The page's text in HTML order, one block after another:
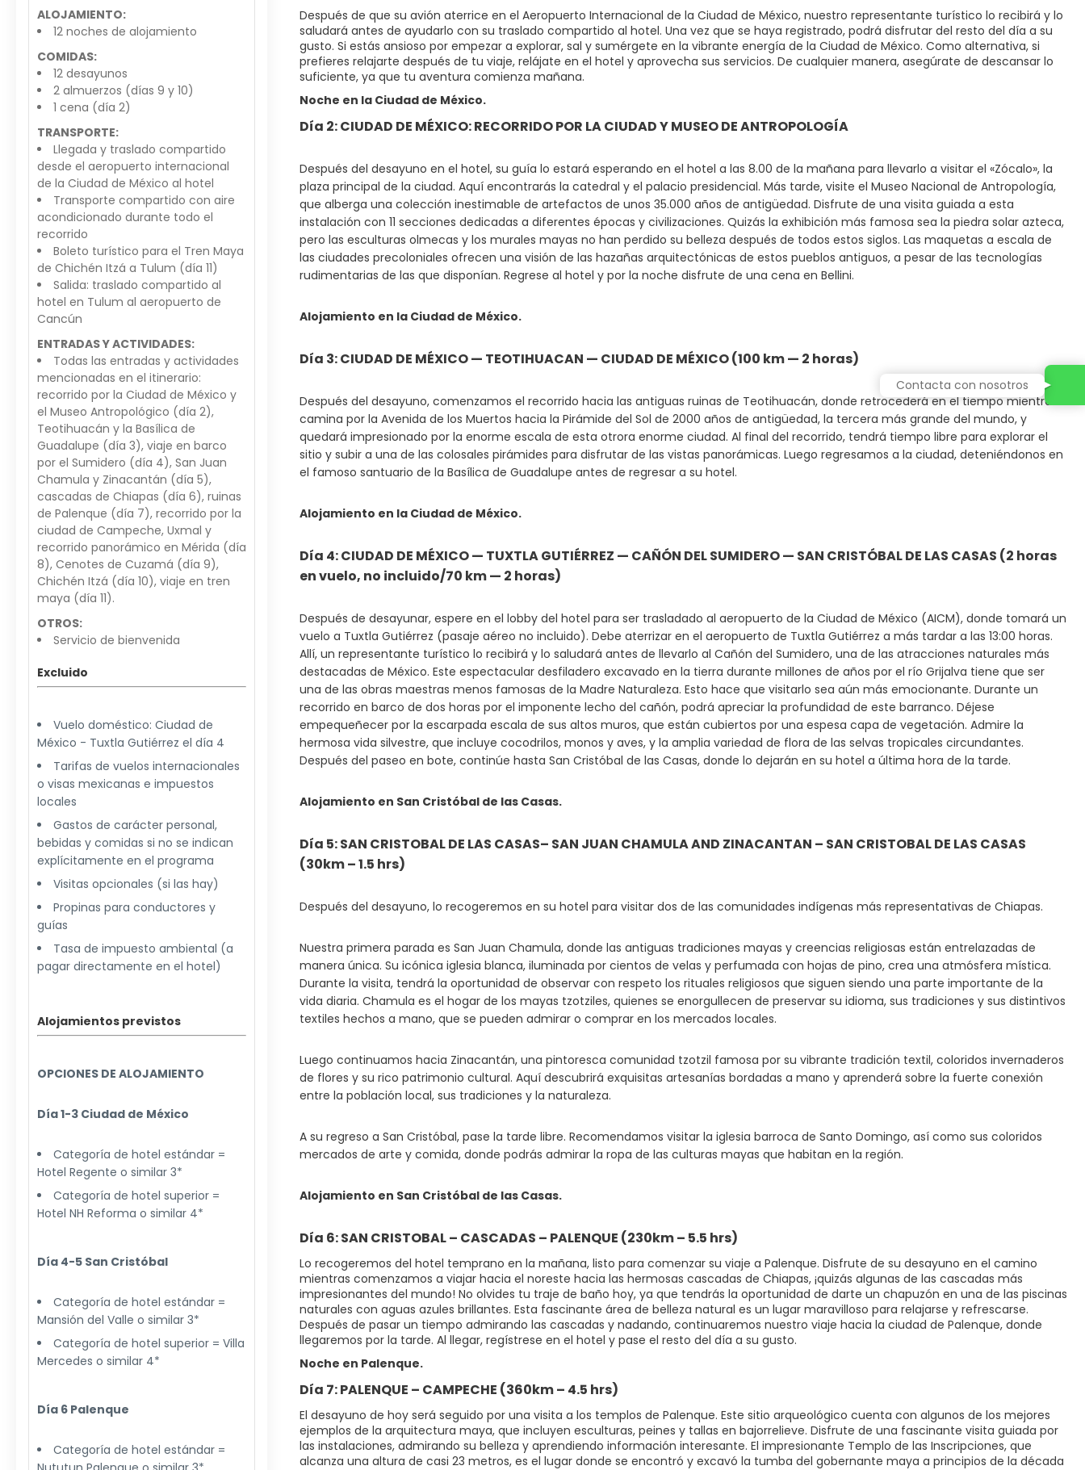
Después de que su avión aterrice en el Aeropuerto Internacional de la Ciudad de México, nuestro representante turístico lo recibirá y lo
saludará antes de ayudarlo con su traslado compartido al hotel. Una vez que se haya registrado, podrá disfrutar del resto del día a su
gusto. Si estás ansioso por empezar a explorar, sal y sumérgete en la vibrante energía de la Ciudad de México. Como alternativa, si
prefieres relajarte después de tu viaje, relájate en el hotel y aprovecha sus servicios. De cualquier manera, asegúrate de descansar lo
suficiente, ya que tu aventura comienza mañana.
Noche en la Ciudad de México.
Día 2: CIUDAD DE MÉXICO: RECORRIDO POR LA CIUDAD Y MUSEO DE ANTROPOLOGÍA
Después del desayuno en el hotel, su guía lo estará esperando en el hotel a las 8.00 de la mañana para llevarlo a visitar el «Zócalo», la
plaza principal de la ciudad. Aquí encontrarás la catedral y el palacio presidencial. Más tarde, visite el Museo Nacional de Antropología,
que alberga una colección inestimable de artefactos de unos 35.000 años de antigüedad. Disfrute de una visita guiada a esta
instalación con 11 secciones dedicadas a diferentes épocas y civilizaciones. Quizás la exhibición más famosa sea la piedra solar azteca,
pero las esculturas olmecas y los murales mayas no han perdido su belleza después de todos estos siglos. Las maquetas a escala de
las ciudades precoloniales ofrecen una visión de las hazañas arquitectónicas de estos pueblos antiguos, a pesar de las tecnologías
rudimentarias de las que disponían. Regrese al hotel y por la noche disfrute de una cena en Bellini.
Alojamiento en la Ciudad de México.
Día 3: CIUDAD DE MÉXICO — TEOTIHUACAN — CIUDAD DE MÉXICO (100 km — 2 horas)
Después del desayuno, comenzamos el recorrido hacia las antiguas ruinas de Teotihuacán, donde retrocederá en el tiempo mientras
camina por la Avenida de los Muertos hacia la Pirámide del Sol de 2000 años de antigüedad, la tercera más grande del mundo, y
quedará impresionado por la enorme escala de esta otrora enorme ciudad. Al final del recorrido, tendrá tiempo libre para explorar el
sitio y subir a una de las colosales pirámides para disfrutar de las vistas panorámicas. Luego regresamos a la ciudad, deteniéndonos en
el famoso santuario de la Basílica de Guadalupe antes de regresar a su hotel.
Alojamiento en la Ciudad de México.
Día 4: CIUDAD DE MÉXICO — TUXTLA GUTIÉRREZ — CAÑÓN DEL SUMIDERO — SAN CRISTÓBAL DE LAS CASAS (2 horas
en vuelo, no incluido/70 km — 2 horas)
Después de desayunar, espere en el lobby del hotel para ser trasladado al aeropuerto de la Ciudad de México (AICM), donde tomará un
vuelo a Tuxtla Gutiérrez (pasaje aéreo no incluido). Debe aterrizar en el aeropuerto de Tuxtla Gutiérrez a más tardar a las 13:00 horas.
Allí, un representante turístico lo recibirá y lo saludará antes de llevarlo al Cañón del Sumidero, una de las atracciones naturales más
destacadas de México. Este espectacular desfiladero excavado en la tierra durante millones de años por el río Grijalva tiene que ser
una de las obras maestras menos famosas de la Madre Naturaleza. Esto hace que visitarlo sea aún más emocionante. Durante un
recorrido en barco de dos horas por el imponente lecho del cañón, podrá apreciar la profundidad de este barranco. Déjese
empequeñecer por la escarpada escala de sus altos muros, que están cubiertos por una espesa capa de vegetación. Admire la
hermosa vida silvestre, que incluye cocodrilos, monos y aves, y la amplia variedad de flora de las selvas tropicales circundantes.
Después del paseo en bote, continúe hasta San Cristóbal de las Casas, donde lo dejarán en su hotel a última hora de la tarde.
Alojamiento en San Cristóbal de las Casas.
Día 5: SAN CRISTOBAL DE LAS CASAS– SAN JUAN CHAMULA AND ZINACANTAN – SAN CRISTOBAL DE LAS CASAS
(30km – 1.5 hrs)
Después del desayuno, lo recogeremos en su hotel para visitar dos de las comunidades indígenas más representativas de Chiapas.
Nuestra primera parada es San Juan Chamula, donde las antiguas tradiciones mayas y creencias religiosas están entrelazadas de
manera única. Su icónica iglesia blanca, iluminada por cientos de velas y perfumada con hojas de pino, crea una atmósfera mística.
Durante la visita, tendrá la oportunidad de observar con respeto los rituales religiosos que siguen siendo una parte importante de la
vida diaria. Chamula es el hogar de los mayas tzotziles, quienes se enorgullecen de preservar su idioma, sus tradiciones y sus distintivos
textiles hechos a mano, que se pueden admirar o comprar en los mercados locales.
Luego continuamos hacia Zinacantán, una pintoresca comunidad tzotzil famosa por su vibrante tradición textil, coloridos invernaderos
de flores y su rico patrimonio cultural. Aquí descubrirá exquisitas artesanías bordadas a mano y aprenderá sobre la fuerte conexión
entre la población local, sus tradiciones y la naturaleza.
A su regreso a San Cristóbal, pase la tarde libre. Recomendamos visitar la iglesia barroca de Santo Domingo, así como sus coloridos
mercados de arte y comida, donde podrás admirar la ropa de las culturas mayas que habitan en la región.
Alojamiento en San Cristóbal de las Casas.
Día 6: SAN CRISTOBAL – CASCADAS – PALENQUE (230km – 5.5 hrs)
Lo recogeremos del hotel temprano en la mañana, listo para comenzar su viaje a Palenque. Disfrute de su desayuno en el camino
mientras comenzamos a viajar hacia el noreste hacia las hermosas cascadas de Chiapas, ¡quizás algunas de las cascadas más
impresionantes del mundo! No olvides tu traje de baño hoy, ya que tendrás la oportunidad de darte un chapuzón en una de las piscinas
naturales con aguas azules brillantes. Esta fascinante área de belleza natural es un lugar maravilloso para relajarse y refrescarse.
Después de pasar un tiempo admirando las cascadas y nadando, continuaremos nuestro viaje hacia la ciudad de Palenque, donde
llegaremos por la tarde. Al llegar, regístrese en el hotel y pase el resto del día a su gusto.
Noche en Palenque.
Día 7: PALENQUE – CAMPECHE (360km – 4.5 hrs)
El desayuno de hoy será seguido por una visita a los templos de Palenque. Este sitio arqueológico cuenta con algunos de los mejores
ejemplos de la arquitectura maya, que incluyen esculturas, peines y tallas en bajorrelieve. Disfrute de una fascinante visita guiada por
las instalaciones, admirando su belleza y aprendiendo información interesante. El impresionante Templo de las Inscripciones, que
alcanza una altura de casi 23 metros, es el lugar donde se encontró y excavó la tumba del gobernante maya a principios de la década
ALOJAMIENTO:
12 noches de alojamiento
COMIDAS:
12 desayunos
2 almuerzos (días 9 y 10)
1 cena (día 2)
TRANSPORTE:
Llegada y traslado compartido
desde el aeropuerto internacional
de la Ciudad de México al hotel
Transporte compartido con aire
acondicionado durante todo el
recorrido
Boleto turístico para el Tren Maya
de Chichén Itzá a Tulum (día 11)
Salida: traslado compartido al
hotel en Tulum al aeropuerto de
Cancún
ENTRADAS Y ACTIVIDADES:
Todas las entradas y actividades
mencionadas en el itinerario:
recorrido por la Ciudad de México y
el Museo Antropológico (día 2),
Teotihuacán y la Basílica de
Guadalupe (día 3), viaje en barco
por el Sumidero (día 4), San Juan
Chamula y Zinacantán (día 5),
cascadas de Chiapas (día 6), ruinas
de Palenque (día 7), recorrido por la
ciudad de Campeche, Uxmal y
recorrido panorámico en Mérida (día
8), Cenotes de Cuzamá (día 9),
Chichén Itzá (día 10), viaje en tren
maya (día 11).
OTROS:
Servicio de bienvenida
Excluido
Vuelo doméstico: Ciudad de
México - Tuxtla Gutiérrez el día 4
Tarifas de vuelos internacionales
o visas mexicanas e impuestos
locales
Gastos de carácter personal,
bebidas y comidas si no se indican
explícitamente en el programa
Visitas opcionales (si las hay)
Propinas para conductores y
guías
Tasa de impuesto ambiental (a
pagar directamente en el hotel)
Alojamientos previstos
OPCIONES DE ALOJAMIENTO
Día 1-3 Ciudad de México
Categoría de hotel estándar =
Hotel Regente o similar 3*
Categoría de hotel superior =
Hotel NH Reforma o similar 4*
Día 4-5 San Cristóbal
Categoría de hotel estándar =
Mansión del Valle o similar 3*
Categoría de hotel superior = Villa
Mercedes o similar 4*
Día 6 Palenque
Categoría de hotel estándar =
Contacta con nosotros